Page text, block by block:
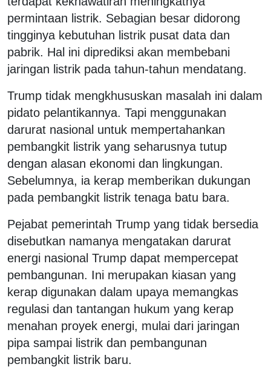
permintaan listrik. Sebagian besar didorong
tingginya kebutuhan listrik pusat data dan
pabrik. Hal ini diprediksi akan membebani
jaringan listrik pada tahun-tahun mendatang.
Trump tidak mengkhususkan masalah ini dalam
pidato pelantikannya. Tapi menggunakan
darurat nasional untuk mempertahankan
pembangkit listrik yang seharusnya tutup
dengan alasan ekonomi dan lingkungan.
Sebelumnya, ia kerap memberikan dukungan
pada pembangkit listrik tenaga batu bara.
Pejabat pemerintah Trump yang tidak bersedia
disebutkan namanya mengatakan darurat
energi nasional Trump dapat mempercepat
pembangunan. Ini merupakan kiasan yang
kerap digunakan dalam upaya memangkas
regulasi dan tantangan hukum yang kerap
menahan proyek energi, mulai dari jaringan
pipa sampai listrik dan pembangunan
pembangkit listrik baru.